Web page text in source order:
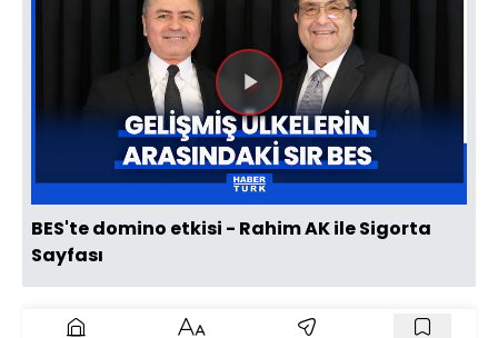
Videoyu
Oynat
BES'te domino etkisi - Rahim AK ile Sigorta
Sayfası